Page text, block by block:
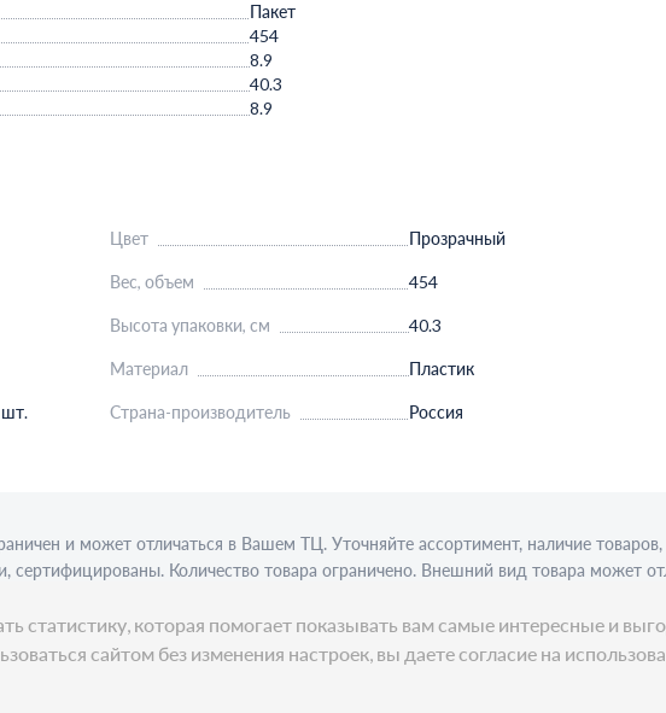
Пакет
454
8.9
40.3
8.9
Цвет Прозрачный
Вес, объем 454
Высота упаковки, см 40.3
Материал Пластик
шт. Страна-производитель Россия
и может отличаться в Вашем ТЦ. Уточняйте ассортимент, наличие
сертифицированы. Количество товара ограничено. Внешний вид товара может
статистику, которая помогает показывать вам самые интересные и
сайтом без изменения настроек, вы даете согласие на